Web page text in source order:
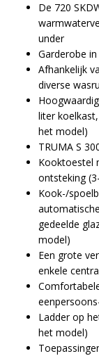
De 720
under
Garderobe
Afhankelijk
diverse
liter
het model)
TRUMA S
Kooktoestel
ontsteking
Kook-/
gedeelde
model)
Een grote
enkele
Ladder op
het model)